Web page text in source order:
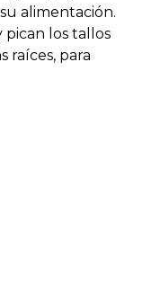
alimentación.
pican los tallos
raíces, para